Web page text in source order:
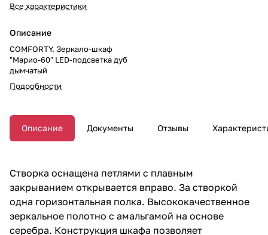
Все характеристики
Описание
COMFORTY. Зеркало-шкаф
"Марио-60" LED-подсветка дуб
дымчатый
Подробности
Описание Документы Отзывы
Створка оснащена петлями с плавным
закрыванием открывается вправо. За створкой
одна горизонтальная полка. Высококачественное
зеркальное полотно с амальгамой на основе
серебра. Конструкция шкафа позволяет